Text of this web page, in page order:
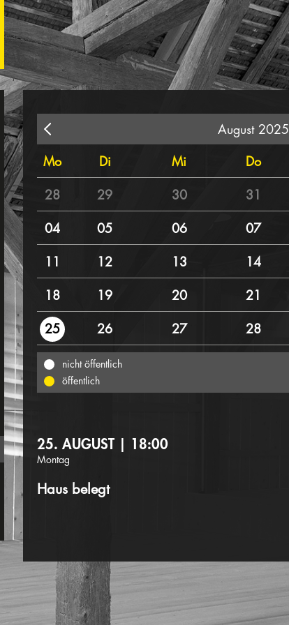
August 2025
Mo
Di Mi Do
28
29 30 31
04
05 06 07
11
12 13 14
18
19 20 21
25 26 27 28
nicht öffentlich
öffentlich
25. AUGUST | 18:00
Montag
Haus belegt